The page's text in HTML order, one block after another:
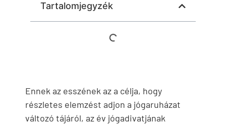
Tartalomjegyzék
Ennek az esszének az a célja, hogy
részletes elemzést adjon a jógaruházat
változó tájáról, az év jógadivatjának